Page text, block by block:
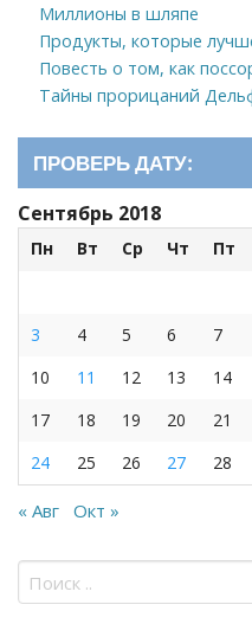
Миллионы в шляпе
Продукты, которые
Повесть о том, как
Тайны прорицаний
ПРОВЕРЬ ДАТУ:
Сентябрь 2018
Пн Вт Ср Чт Пт
3
4 5 6 7
10
11 12 13 14
17
18 19 20 21
24
25 26 27 28
« Авг Окт »